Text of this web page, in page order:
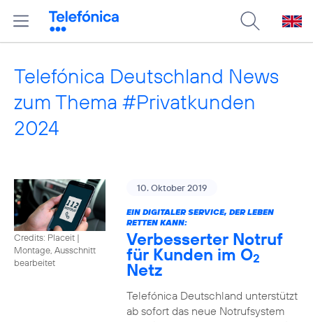
Telefónica Deutschland News
zum Thema #Privatkunden
2024
Credits: Placeit |
Montage, Ausschnitt
bearbeitet
10. Oktober 2019
EIN DIGITALER SERVICE, DER LEBEN
RETTEN KANN:
Verbesserter Notruf
für Kunden im O2
Netz
Telefónica Deutschland unterstützt
ab sofort das neue Notrufsystem